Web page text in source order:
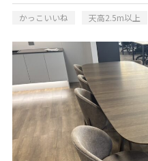
かっこいいね 天高2.5m以上